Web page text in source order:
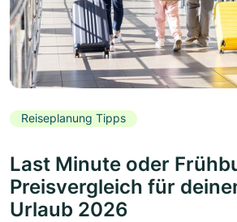
Reiseplanung Tipps
Last Minute oder
Preisvergleich für
Urlaub 2026